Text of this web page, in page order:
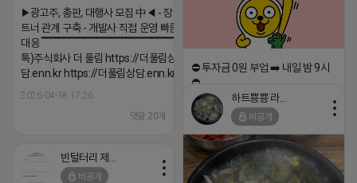
▶광고주, 총판, 대행사 모집 中◀ - 장기 협업 파
트너 관계 구축 - 개발사 직접 운영 빠른 피드백
대응 ▔▔▔▔▔▔▔▔▔▔▔▔▔▔▔▔▔▔ (카
톡)주식회사 더 풀림 https://더풀림상
담.enn.kr https://더풀림상담.enn.kr
2026-04-18 17:26
댓글:20개
⛔️ 투자금 0원 부업 ➡️ 내일 밤 9시
⛔️
2026-04-18 17:23
하트뿅뿅 라이언
비공개
비공개